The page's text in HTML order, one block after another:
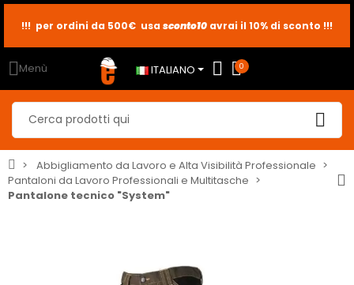
sconto2
sconto5
!!! per ordini da 500€ usa sconto10 avrai il 10% di sconto !!!
Menù ITALIANO 0
Abbigliamento da Lavoro e Alta Visibilità Professionale
Pantaloni da Lavoro Professionali e Multitasche
Pantalone tecnico "System"